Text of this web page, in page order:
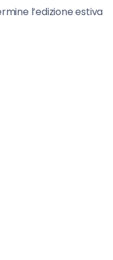
l’edizione estiva